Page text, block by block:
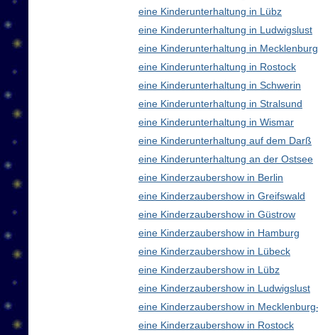
eine Kinderunterhaltung in Lübz
eine Kinderunterhaltung in Ludwigslust
eine Kinderunterhaltung in
eine Kinderunterhaltung in Rostock
eine Kinderunterhaltung in Schwerin
eine Kinderunterhaltung in Stralsund
eine Kinderunterhaltung in Wismar
eine Kinderunterhaltung auf dem Darß
eine Kinderunterhaltung an der Ostsee
eine Kinderzaubershow in Berlin
eine Kinderzaubershow in Greifswald
eine Kinderzaubershow in Güstrow
eine Kinderzaubershow in Hamburg
eine Kinderzaubershow in Lübeck
eine Kinderzaubershow in Lübz
eine Kinderzaubershow in Ludwigslust
eine Kinderzaubershow in
eine Kinderzaubershow in Rostock